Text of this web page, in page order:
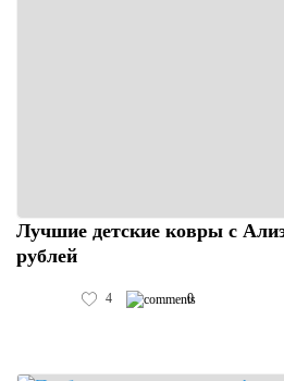
Лучшие детские ковры с
рублей
4 0